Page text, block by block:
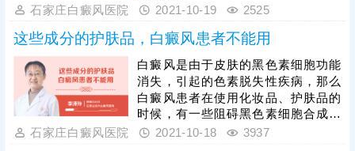
石家庄白癜风医院 2021-10-19 2525
这些成分的护肤品，白癜风患者不能用
白癜风是由于皮肤的黑色素细胞功能
消失，引起的色素脱失性疾病，那么
白癜风患者在使用化妆品、护肤品的
时候，有一些阻碍黑色素细胞合成的
成分。
石家庄白癜风医院 2021-10-18 3937